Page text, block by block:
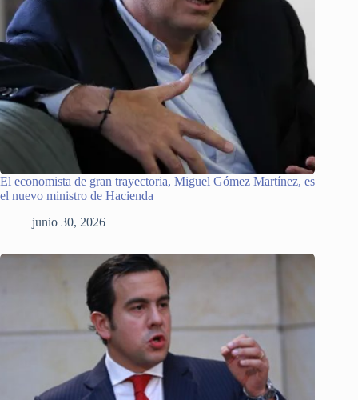
El economista de gran trayectoria, Miguel Gómez Martínez, es
el nuevo ministro de Hacienda
junio 30, 2026